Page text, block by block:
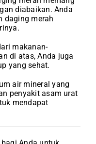
diabaikan. Anda
daging merah
makanan-
di atas, Anda juga
yang sehat.
air mineral yang
penyakit asam urat
mendapat